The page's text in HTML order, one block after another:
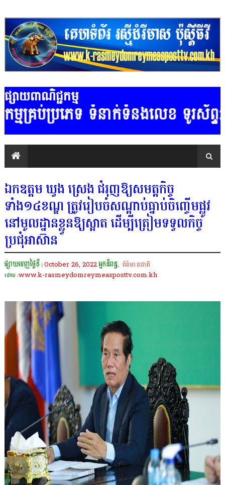
ផ្សាយពាណិជ្ជកម្ម
ប្រភេទ ទំនាក់ទំនងលេខ ទូរស័ព្ទ
ឯកឧត្តម ឃួង ស្រេង ជំរុញឱ្យសមត្ដកិច្ច
ទាំង១៤ខណ្ឌ ត្រូវរៀបចំសណ្ដាប់ធ្នាប់ចិញ្ចើមផ្លូវ
នៅមូលដ្ឋានខ្លួនឱ្យស្អាត ដើម្បីត្រៀមទទួលកិច្ច
ប្រជុំអាស៊ាន
ផ្សាយចេញថ្ងៃទី :October 26, 2022អ្នកនិពន្ធ. ព័ត៌មានជាតិ
ដោយ :www.k-rasmeydomreymeasposttv.com.kh